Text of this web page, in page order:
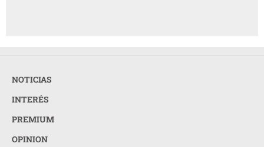
NOTICIAS
INTERÉS
PREMIUM
OPINION